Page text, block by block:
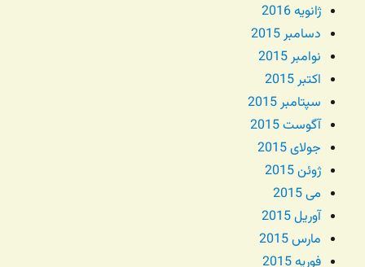
ژانویه 2016
دسامبر 2015
نوامبر 2015
اکتبر 2015
سپتامبر 2015
آگوست 2015
جولای 2015
ژوئن 2015
می 2015
آوریل 2015
مارس 2015
فوریه 2015